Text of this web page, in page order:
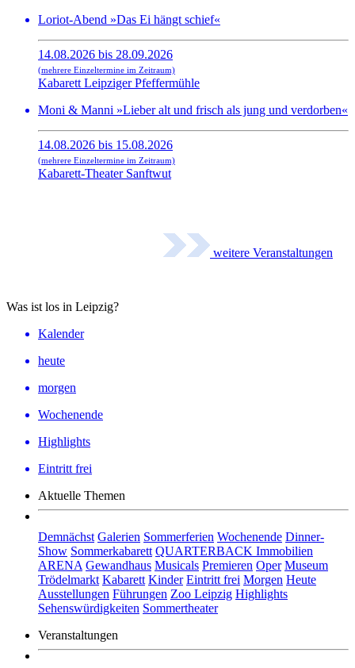
Loriot-Abend »Das Ei hängt schief«
14.08.2026 bis 28.09.2026
(mehrere Einzeltermine im Zeitraum)
Kabarett Leipziger Pfeffermühle
Moni & Manni »Lieber alt und frisch als jung und verdorben«
14.08.2026 bis 15.08.2026
(mehrere Einzeltermine im Zeitraum)
Kabarett-Theater Sanftwut
weitere Veranstaltungen
Was ist los in Leipzig?
Kalender
heute
morgen
Wochenende
Highlights
Eintritt frei
Aktuelle Themen
Demnächst Galerien Sommerferien Wochenende Dinner-
Show Sommerkabarett QUARTERBACK Immobilien
ARENA Gewandhaus Musicals Premieren Oper Museum
Trödelmarkt Kabarett Kinder Eintritt frei Morgen Heute
Ausstellungen Führungen Zoo Leipzig Highlights
Sehenswürdigkeiten Sommertheater
Veranstaltungen